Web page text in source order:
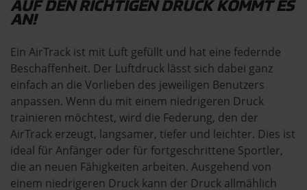
AUF DEN RICHTIGEN DRUCK KOMMT ES
AN!
Ein AirTrack ist mit Luft gefüllt und hat eine federnde
Beschaffenheit. Der Luftdruck lässt sich dabei ganz
einfach an die Vorlieben des jeweiligen Benutzers
anpassen. Wenn du mit einem niedrigeren Druck
trainieren möchtest, wird die Federung, den der
AirTrack erzeugt, langsamer, tiefer und leichter. Dies ist
ideal für Anfänger oder für fortgeschrittene Sportler,
die an neuen Fähigkeiten arbeiten. Ausgehend von
einem niedrigeren Druck kann der Druck allmählich